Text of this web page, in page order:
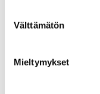
valinta
Välttämätön
Mieltymykset